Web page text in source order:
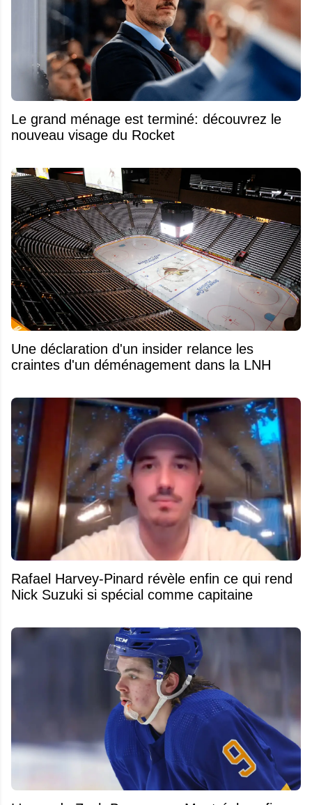
Le grand ménage est terminé: découvrez le
nouveau visage du Rocket
Une déclaration d'un insider relance les
craintes d'un déménagement dans la LNH
Rafael Harvey-Pinard révèle enfin ce qui rend
Nick Suzuki si spécial comme capitaine